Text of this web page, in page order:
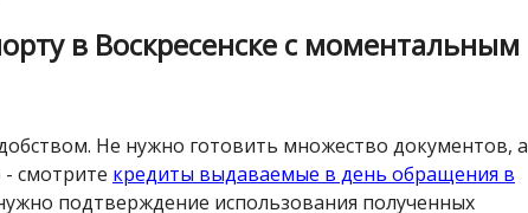
в Воскресенске с моментальным
Не нужно готовить множество документов, а
- смотрите кредиты выдаваемые в день обращения в
подтверждение использования полученных